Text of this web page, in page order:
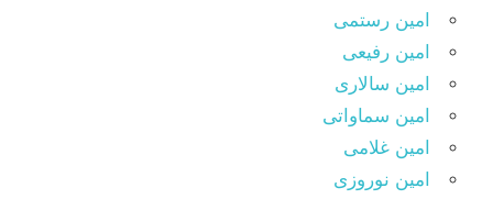
امین رستمی
امین رفیعی
امین سالاری
امین سماواتی
امین غلامی
امین نوروزی